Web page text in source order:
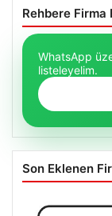
Rehbere Firma
WhatsApp
listeleyelim.
Son Eklenen